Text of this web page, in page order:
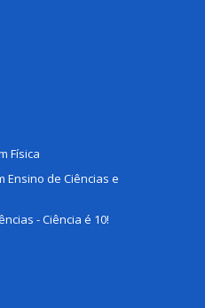
Física
Ensino de Ciências e
- Ciência é 10!